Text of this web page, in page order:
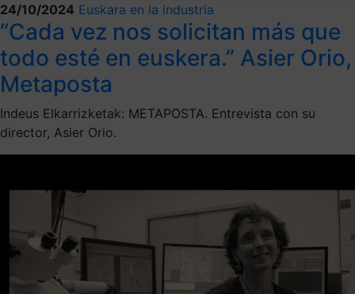
24/10/2024 Euskara en la industria
“Cada vez nos solicitan más que
todo esté en euskera.” Asier Orio,
Metaposta
Indeus Elkarrizketak: METAPOSTA. Entrevista con su
director, Asier Orio.